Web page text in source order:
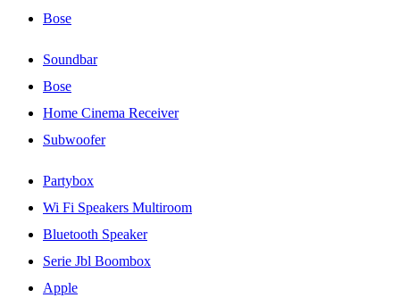
Bose
Soundbar
Bose
Home Cinema Receiver
Subwoofer
Partybox
Wi Fi Speakers Multiroom
Bluetooth Speaker
Serie Jbl Boombox
Apple